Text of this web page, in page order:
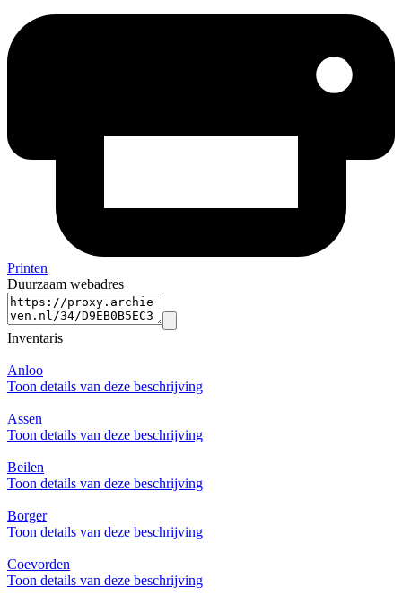
Printen
Duurzaam webadres
Inventaris
Anloo
Toon details van deze beschrijving
Assen
Toon details van deze beschrijving
Beilen
Toon details van deze beschrijving
Borger
Toon details van deze beschrijving
Coevorden
Toon details van deze beschrijving